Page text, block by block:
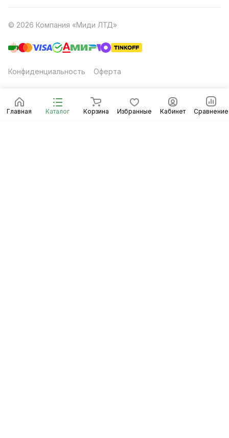
Главная Каталог Корзина Избранные Кабинет Сравнение
© 2026 Компания «Миди ЛТД»
Конфиденциальность Оферта